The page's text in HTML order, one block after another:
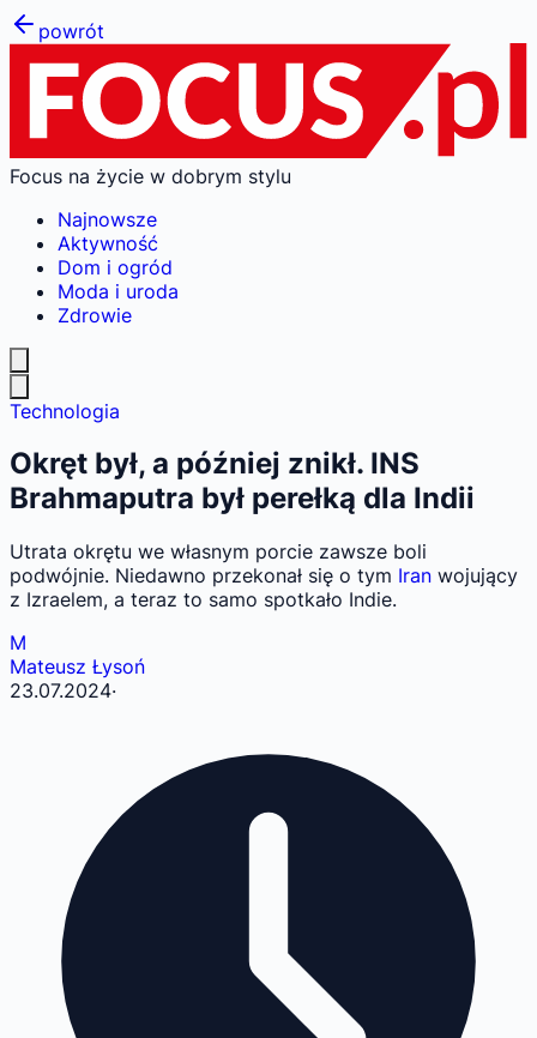
powrót
Focus na życie w dobrym stylu
Najnowsze
Aktywność
Dom i ogród
Moda i uroda
Zdrowie
Technologia
Okręt był, a później znikł. INS
Brahmaputra był perełką dla Indii
Utrata okrętu we własnym porcie zawsze boli
podwójnie. Niedawno przekonał się o tym Iran wojujący
z Izraelem, a teraz to samo spotkało Indie.
M
Mateusz Łysoń
23.07.2024·